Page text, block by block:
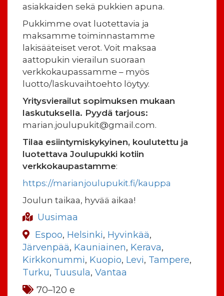
asiakkaiden sekä pukkien apuna.
Pukkimme ovat luotettavia ja
maksamme toiminnastamme
lakisääteiset verot. Voit maksaa
aattopukin vierailun suoraan
verkkokaupassamme – myös
luotto/laskuvaihtoehto löytyy.
Yritysvierailut sopimuksen mukaan
laskutuksella. Pyydä tarjous:
marian.joulupukit@gmail.com.
Tilaa esiintymiskykyinen, koulutettu ja
luotettava Joulupukki kotiin
verkkokaupastamme:
https://marianjoulupukit.fi/kauppa
Joulun taikaa, hyvää aikaa!
Uusimaa
Espoo, Helsinki, Hyvinkää,
Järvenpää, Kauniainen, Kerava,
Kirkkonummi, Kuopio, Levi, Tampere,
Turku, Tuusula, Vantaa
70–120 e